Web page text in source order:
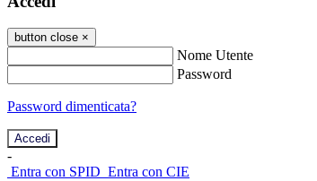
button close ×
Nome Utente
Password
Password dimenticata?
-
Entra con SPID Entra con CIE